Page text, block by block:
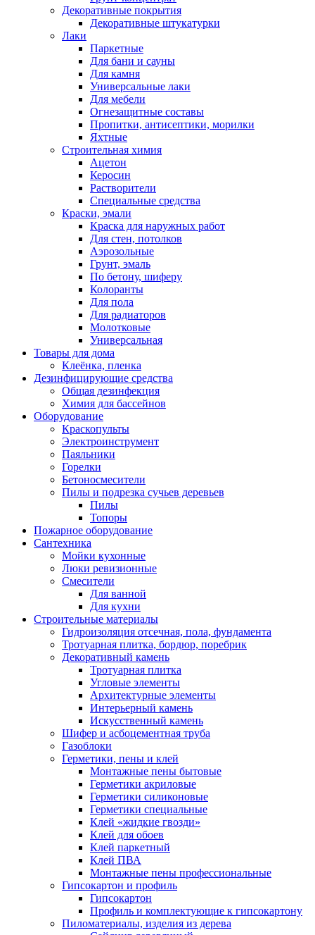
Декоративные покрытия
Декоративные штукатурки
Лаки
Паркетные
Для бани и сауны
Для камня
Универсальные лаки
Для мебели
Огнезащитные составы
Пропитки, антисептики, морилки
Яхтные
Строительная химия
Ацетон
Керосин
Растворители
Специальные средства
Краски, эмали
Краска для наружных работ
Для стен, потолков
Аэрозольные
Грунт, эмаль
По бетону, шиферу
Колоранты
Для пола
Для радиаторов
Молотковые
Универсальная
Товары для дома
Клеёнка, пленка
Дезинфицирующие средства
Общая дезинфекция
Химия для бассейнов
Оборудование
Краскопульты
Электроинструмент
Паяльники
Горелки
Бетоносмесители
Пилы и подрезка сучьев деревьев
Пилы
Топоры
Пожарное оборудование
Сантехника
Мойки кухонные
Люки ревизионные
Смесители
Для ванной
Для кухни
Строительные материалы
Гидроизоляция отсечная, пола, фундамента
Тротуарная плитка, бордюр, поребрик
Декоративный камень
Тротуарная плитка
Угловые элементы
Архитектурные элементы
Интерьерный камень
Искусственный камень
Шифер и асбоцементная труба
Газоблоки
Герметики, пены и клей
Монтажные пены бытовые
Герметики акриловые
Герметики силиконовые
Герметики специальные
Клей «жидкие гвозди»
Клей для обоев
Клей паркетный
Клей ПВА
Монтажные пены профессиональные
Гипсокартон и профиль
Гипсокартон
Профиль и комплектующие к гипсокартону
Пиломатериалы, изделия из дерева